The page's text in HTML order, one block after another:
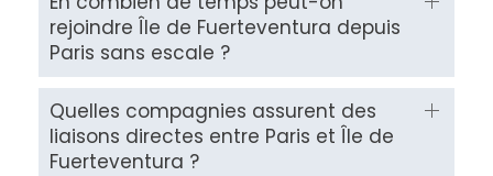
rejoindre Île de Fuerteventura depuis
Paris sans escale ?
Quelles compagnies assurent des
liaisons directes entre Paris et Île de
Fuerteventura ?